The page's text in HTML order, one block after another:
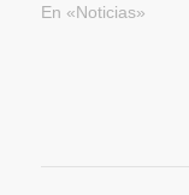
En «Noticias»